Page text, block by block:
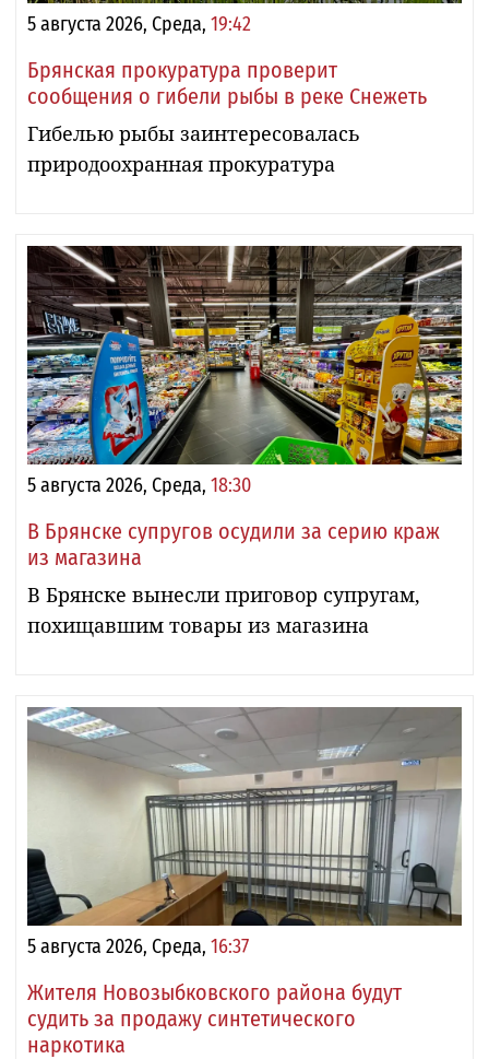
5 августа 2026, Среда, 19:42
Брянская прокуратура проверит
сообщения о гибели рыбы в реке Снежеть
Гибелью рыбы заинтересовалась
природоохранная прокуратура
5 августа 2026, Среда, 18:30
В Брянске супругов осудили за серию краж
из магазина
В Брянске вынесли приговор супругам,
похищавшим товары из магазина
5 августа 2026, Среда, 16:37
Жителя Новозыбковского района будут
судить за продажу синтетического
наркотика